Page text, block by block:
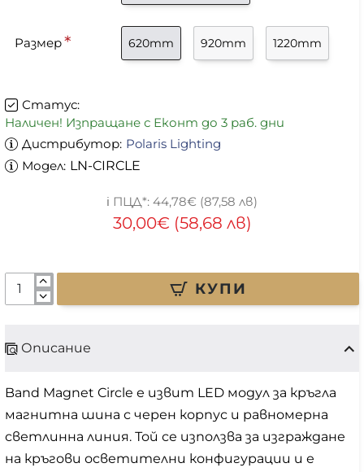
Статус:
Наличен! Изпращане с Еконт до 3 раб. дни
Дистрибутор: Polaris Lighting
Модел: LN-CIRCLE
30,00€ (58,68 лв)
44,78€ (87,58 лв)
Размер 620mm 920mm 1220mm
КУПИ
Описание
Band Magnet Circle е извит LED модул за кръгла
магнитна шина с черен корпус и равномерна
светлинна линия. Той се използва за изграждане
на кръгови осветителни конфигурации и е